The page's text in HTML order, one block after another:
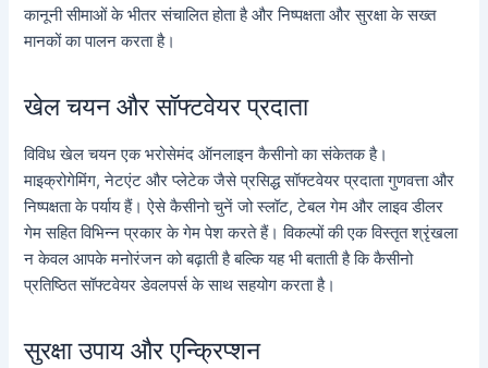
कानूनी सीमाओं के भीतर संचालित होता है और निष्पक्षता और सुरक्षा के सख्त
मानकों का पालन करता है।
खेल चयन और सॉफ्टवेयर प्रदाता
विविध खेल चयन एक भरोसेमंद ऑनलाइन कैसीनो का संकेतक है।
माइक्रोगेमिंग, नेटएंट और प्लेटेक जैसे प्रसिद्ध सॉफ्टवेयर प्रदाता गुणवत्ता और
निष्पक्षता के पर्याय हैं। ऐसे कैसीनो चुनें जो स्लॉट, टेबल गेम और लाइव डीलर
गेम सहित विभिन्न प्रकार के गेम पेश करते हैं। विकल्पों की एक विस्तृत श्रृंखला
न केवल आपके मनोरंजन को बढ़ाती है बल्कि यह भी बताती है कि कैसीनो
प्रतिष्ठित सॉफ्टवेयर डेवलपर्स के साथ सहयोग करता है।
सुरक्षा उपाय और एन्क्रिप्शन